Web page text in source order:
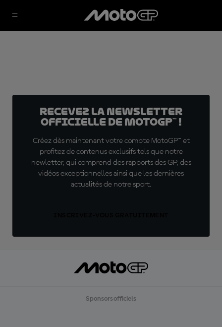
Recevez la Newsletter
officielle de MotoGP™ !
Créez dès maintenant votre compte MotoGP™ et
profitez de contenus exclusifs tels que notre
newletter, qui comprend des rapports des GP, des
vidéos exceptionnelles ainsi que les dernières
actualités de notre sport.
Sponsors officiels